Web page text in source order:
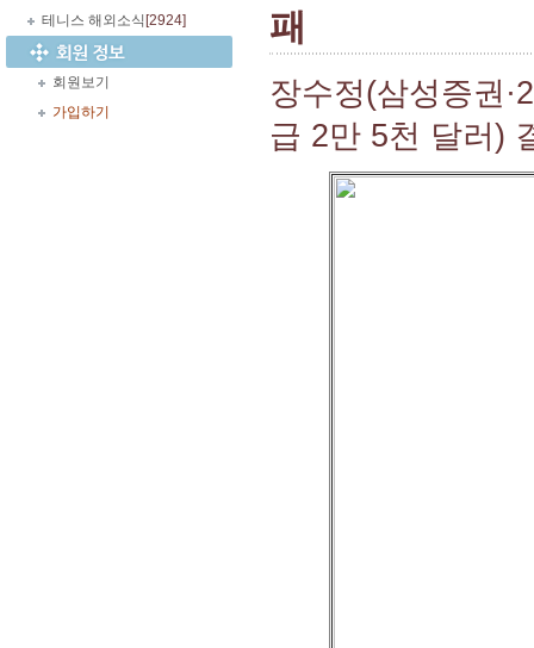
테니스 해외소식 [2924]
회원보기
가입하기
패
장수정(삼성증권
급 2만 5천 달러)